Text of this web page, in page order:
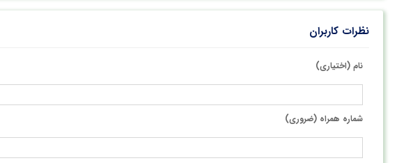
نظرات کاربران
نام (اختیاری)
شماره همراه (ضروری)